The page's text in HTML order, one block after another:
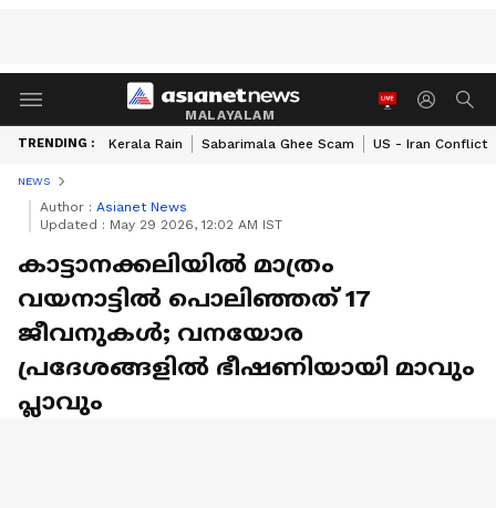
MALAYALAM
TRENDING : Kerala Rain Sabarimala Ghee Scam US - Iran Conflict
NEWS
Author : Asianet News
Updated : May 29 2026, 12:02 AM IST
കാട്ടാനക്കലിയില്‍ മാത്രം
വയനാട്ടില്‍ പൊലിഞ്ഞത് 17
ജീവനുകള്‍; വനയോര
പ്രദേശങ്ങളില്‍ ഭീഷണിയായി മാവും
പ്ലാവും